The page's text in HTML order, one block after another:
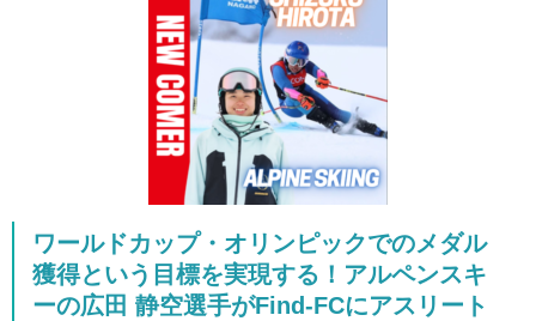
ワールドカップ・オリンピックでのメダル
獲得という目標を実現する！アルペンスキ
ーの広田 静空選手がFind-FCにアスリート